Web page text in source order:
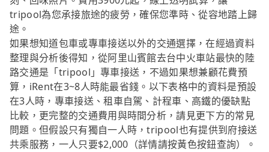
tripool為您承接旅途的疲勞，確保您準時、從容地踏上歸
途。
如果想知道包車或專車接送以外的交通選擇，在經過資料
整理與分析後得知，從阿里山賓館去台中火車站最快的陸
路交通是「tripool」專車接送，不過如果想兼顧花費預
算，iRent在3~8人時能最省錢。以下表格中的資料是預設
在3人時，專車接送、租車自駕、計程車、高鐵的優缺點
比較，更完整的交通費用與時間分析，請見更下方的常見
問題。但假設只有獨自一人時，tripool也有提供到府接送
共乘服務，一人只要$2,000（詳情請按黃色按鈕查詢）。